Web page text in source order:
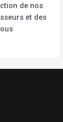
de nos
et des